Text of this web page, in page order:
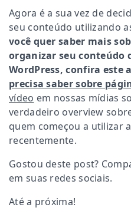
Agora é a sua vez de
seu conteúdo utilizando
você quer saber mais
organizar seu conteúdo
WordPress, confira este
precisa saber sobre
vídeo em nossas mídias
verdadeiro overview
quem começou a utilizar
recentemente.
Gostou deste post?
em suas redes sociais.
Até a próxima!